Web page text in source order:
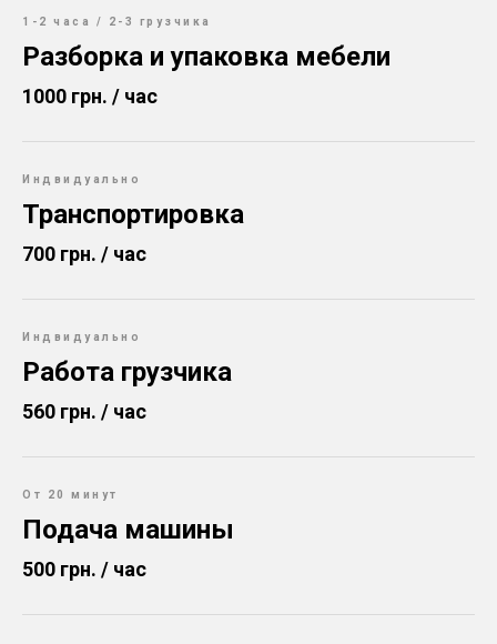
1-2 часа / 2-3 грузчика
Разборка и упаковка мебели
1000 грн. / час
Индвидуально
Транспортировка
700 грн. / час
Индвидуально
Работа грузчика
560 грн. / час
От 20 минут
Подача машины
500 грн. / час